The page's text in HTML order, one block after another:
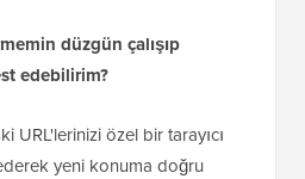
düzgün çalışıp
edebilirim?
URL'lerinizi özel bir tarayıcı
yeni konuma doğru